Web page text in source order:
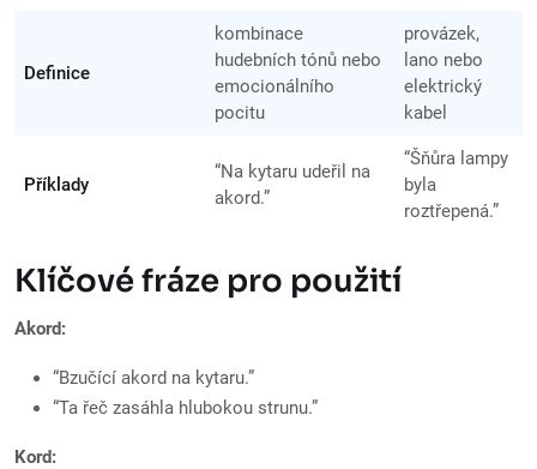
Definice
kombinace
hudebních tónů nebo
emocionálního
pocitu
provázek,
lano nebo
elektrický
kabel
Příklady
“Na kytaru udeřil na
akord.”
“Šňůra lampy
byla
roztřepená.”
Klíčové fráze pro použití
Akord:
“Bzučící akord na kytaru.”
“Ta řeč zasáhla hlubokou strunu.”
Kord: